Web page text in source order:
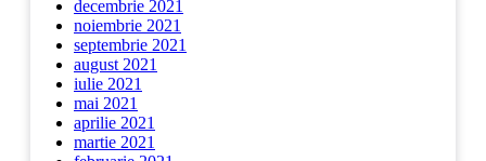
decembrie 2021
noiembrie 2021
septembrie 2021
august 2021
iulie 2021
mai 2021
aprilie 2021
martie 2021